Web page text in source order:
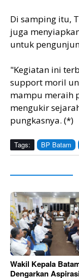
Di samping itu,
juga
untuk
"Kegiatan ini
support moril
mampu meraih
mengukir
pungkasnya. (*)
Tags: BP Batam
Wakil Kepala
Dengarkan